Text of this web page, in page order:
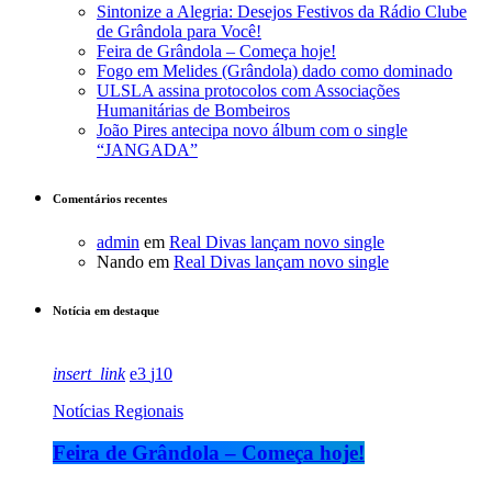
Sintonize a Alegria: Desejos Festivos da Rádio Clube
de Grândola para Você!
Feira de Grândola – Começa hoje!
Fogo em Melides (Grândola) dado como dominado
ULSLA assina protocolos com Associações
Humanitárias de Bombeiros
João Pires antecipa novo álbum com o single
“JANGADA”
Comentários recentes
admin em Real Divas lançam novo single
Nando em Real Divas lançam novo single
Notícia em destaque
insert_link 3 10
Notícias Regionais
Feira de Grândola – Começa hoje!